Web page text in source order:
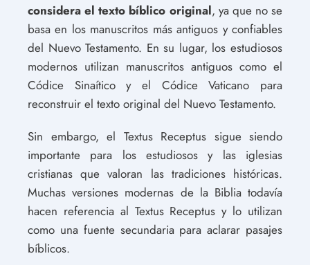
considera el texto bíblico original, ya que no se
basa en los manuscritos más antiguos y confiables
del Nuevo Testamento. En su lugar, los estudiosos
modernos utilizan manuscritos antiguos como el
Códice Sinaítico y el Códice Vaticano para
reconstruir el texto original del Nuevo Testamento.
Sin embargo, el Textus Receptus sigue siendo
importante para los estudiosos y las iglesias
cristianas que valoran las tradiciones históricas.
Muchas versiones modernas de la Biblia todavía
hacen referencia al Textus Receptus y lo utilizan
como una fuente secundaria para aclarar pasajes
bíblicos.